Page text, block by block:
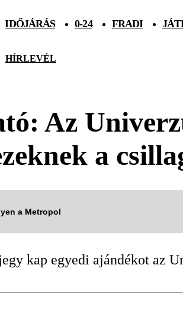
IDŐJÁRÁS 0-24 FRADI
HÍRLEVÉL
Az
a
a Metropol
kap egyedi ajándékot az